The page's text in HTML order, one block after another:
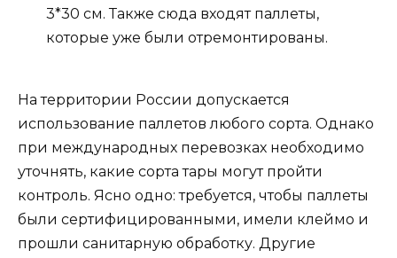
3*30 см. Также сюда входят паллеты,
которые уже были отремонтированы.
На территории России допускается
использование паллетов любого сорта. Однако
при международных перевозках необходимо
уточнять, какие сорта тары могут пройти
контроль. Ясно одно: требуется, чтобы паллеты
были сертифицированными, имели клеймо и
прошли санитарную обработку. Другие